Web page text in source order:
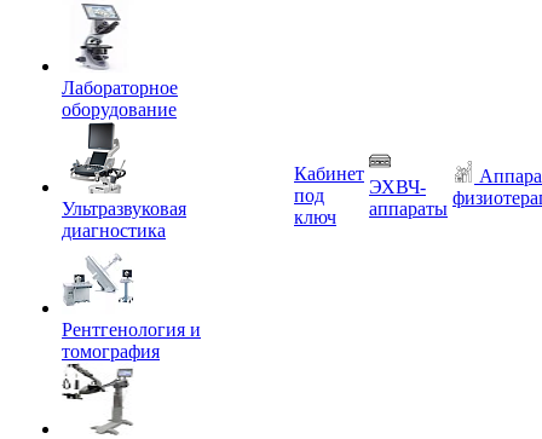
Лабораторное
оборудование
Ультразвуковая
диагностика
Рентгенология и
томография
Кабинет
под
ключ
ЭХВЧ-
аппараты